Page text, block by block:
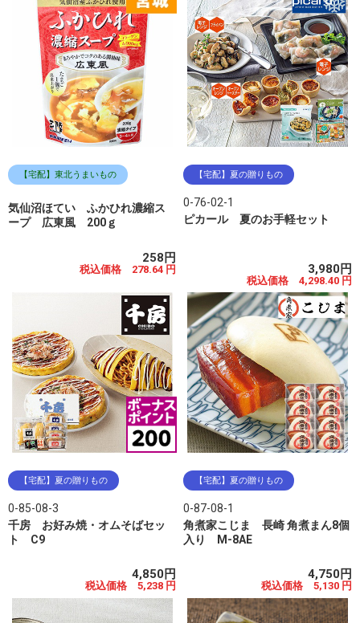
【宅配】東北うまいもの
気仙沼ほてい ふかひれ濃縮ス
ープ 広東風 200ｇ
258円
税込価格 278.64 円
【宅配】夏の贈りもの
0-76-02-1
ピカール 夏のお手軽セット
3,980円
税込価格 4,298.40 円
【宅配】夏の贈りもの
0-85-08-3
千房 お好み焼・オムそばセッ
ト C9
4,850円
税込価格 5,238 円
【宅配】夏の贈りもの
0-87-08-1
角煮家こじま 長崎 角煮まん8個
入り M-8AE
4,750円
税込価格 5,130 円